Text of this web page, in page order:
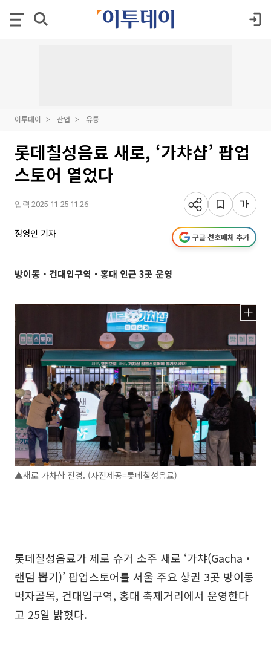
이투데이 산업 유통
롯데칠성음료 새로, ‘가챠샵’ 팝업
스토어 열었다
입력 2025-11-25 11:26
정영인 기자 구글 선호매체 추가
방이동‧건대입구역‧홍대 인근 3곳 운영
▲새로 가차샵 전경. (사진제공=롯데칠성음료)
롯데칠성음료가 제로 슈거 소주 새로 ‘가챠(Gacha‧
랜덤 뽑기)’ 팝업스토어를 서울 주요 상권 3곳 방이동
먹자골목, 건대입구역, 홍대 축제거리에서 운영한다
고 25일 밝혔다.